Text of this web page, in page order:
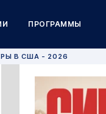
ПРОГРАММЫ
В США - 2026